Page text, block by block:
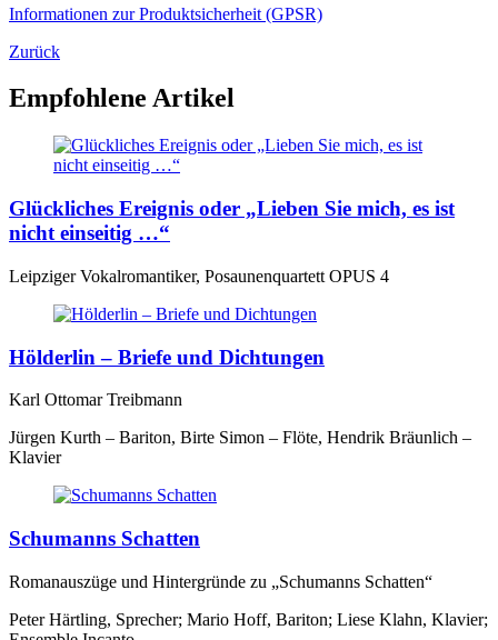
Informationen zur Produktsicherheit (GPSR)
Zurück
Empfohlene Artikel
Glückliches Ereignis oder „Lieben Sie mich, es ist
nicht einseitig …“
Leipziger Vokalromantiker, Posaunenquartett OPUS 4
Hölderlin – Briefe und Dichtungen
Karl Ottomar Treibmann
Jürgen Kurth – Bariton, Birte Simon – Flöte, Hendrik Bräunlich –
Klavier
Schumanns Schatten
Romanauszüge und Hintergründe zu „Schumanns Schatten“
Peter Härtling, Sprecher; Mario Hoff, Bariton; Liese Klahn, Klavier;